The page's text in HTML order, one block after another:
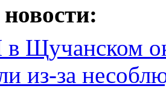
Щучанском
из-за